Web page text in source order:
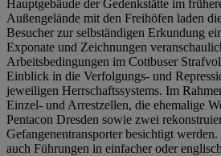
Hauptgebäude der Gedenkstätte im
Außengelände mit den Freihöfen laden
Besucher zur selbständigen Erkundung
Exponate und Zeichnungen
Arbeitsbedingungen im Cottbuser
Einblick in die Verfolgungs- und
jeweiligen Herrschaftssystems. Im
Einzel- und Arrestzellen, die ehemalige
Pentacon Dresden sowie zwei
Gefangenentransporter besichtigt
auch Führungen in einfacher oder